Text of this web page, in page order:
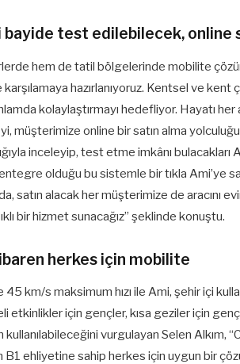
test edilebilecek, online
hem de tatil bölgelerinde mobilite
hazırlanıyoruz. Kentsel ve
kolaylaştırmayı hedefliyor. Hayatı her
müşterimize online bir satın alma
inceleyip, test etme imkânı
olduğu bu sistemle bir tıkla Ami’ye
satın alacak her müşterimize de
bir hizmet sunacağız” şeklinde konuştu.
herkes için mobilite
45 km/s maksimum hızı ile Ami, şehir içi
etkinlikler için gençler, kısa geziler için
kullanılabileceğini vurgulayan Selen Alkım,
B1 ehliyetine sahip herkes için uygun bir